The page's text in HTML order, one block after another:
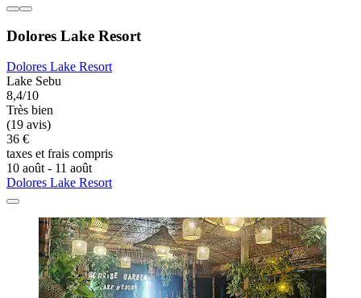
Dolores Lake Resort
Dolores Lake Resort
Lake Sebu
8,4/10
Très bien
(19 avis)
36 €
taxes et frais compris
10 août - 11 août
Dolores Lake Resort